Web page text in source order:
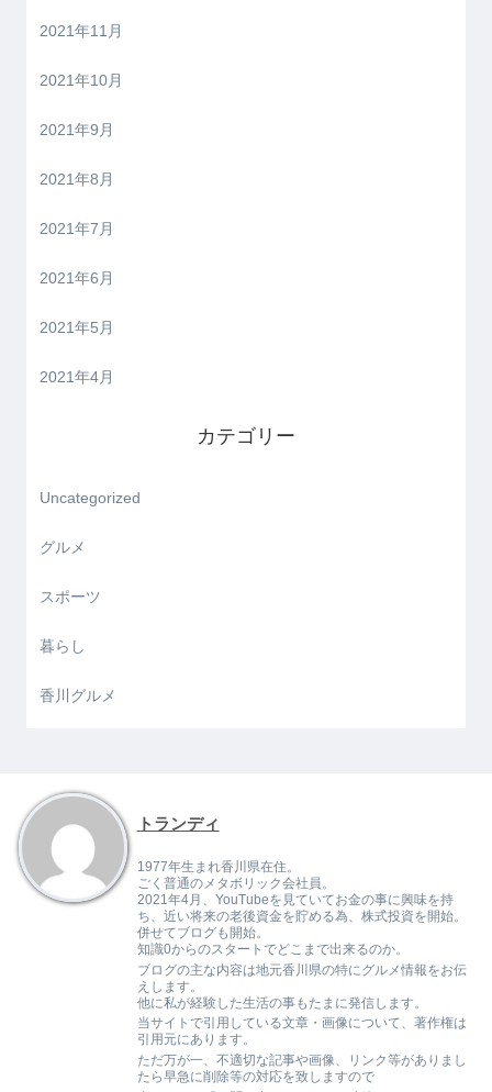
2021年11月
2021年10月
2021年9月
2021年8月
2021年7月
2021年6月
2021年5月
2021年4月
カテゴリー
Uncategorized
グルメ
スポーツ
暮らし
香川グルメ
トランディ
1977年生まれ香川県在住。
ごく普通のメタボリック会社員。
2021年4月、YouTubeを見ていてお金の事に興味を持
ち、近い将来の老後資金を貯める為、株式投資を開始。
併せてブログも開始。
知識0からのスタートでどこまで出来るのか。
ブログの主な内容は地元香川県の特にグルメ情報をお伝
えします。
他に私が経験した生活の事もたまに発信します。
当サイトで引用している文章・画像について、著作権は
引用元にあります。
ただ万が一、不適切な記事や画像、リンク等がありまし
たら早急に削除等の対応を致しますので